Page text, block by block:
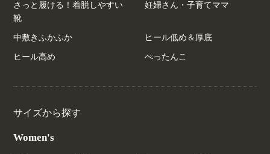
さっと履ける！着脱しやすい
靴
妊婦さん・子育てママ
中敷きふかふか ヒール低め＆厚底
ヒール高め ぺったんこ
サイズから探す
Women's